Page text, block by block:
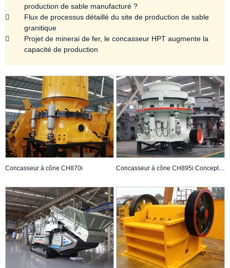
production de sable manufacturé ?
Flux de processus détaillé du site de production de sable
granitique
Projet de minerai de fer, le concasseur HPT augmente la
capacité de production
Concasseur à cône CH870i Concasseur à cône CH895i Conception innovante Concassage intelligent